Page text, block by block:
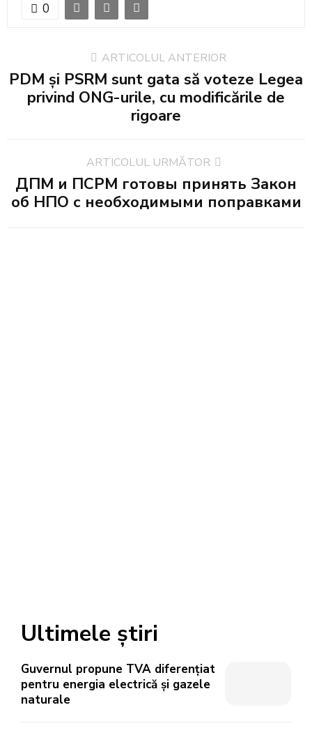
0
ARTICOLUL ANTERIOR
PDM și PSRM sunt gata să voteze Legea
privind ONG-urile, cu modificările de
rigoare
ARTICOLUL URMĂTOR
ДПМ и ПСРМ готовы принять Закон
об НПО с необходимыми поправками
Ultimele știri
Guvernul propune TVA diferențiat
pentru energia electrică și gazele
naturale